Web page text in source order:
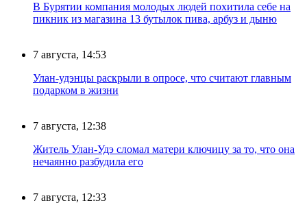
В Бурятии компания молодых людей похитила себе на
пикник из магазина 13 бутылок пива, арбуз и дыню
7 августа, 14:53
Улан-удэнцы раскрыли в опросе, что считают главным
подарком в жизни
7 августа, 12:38
Житель Улан-Удэ сломал матери ключицу за то, что она
нечаянно разбудила его
7 августа, 12:33